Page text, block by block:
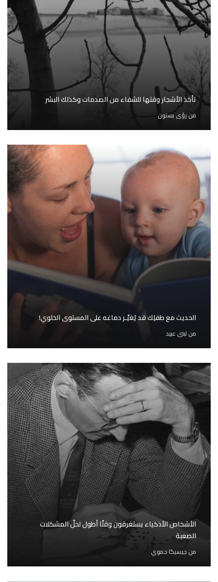
تأخذ الأشجار وقتها للشفاء من الصدمات وكذلك البشر
من رؤى بستون
الحديث مع طفلِك قد يُغيّـر دماغه على المستوى الخلوي!
من لبنى عبيد
الأشخاص الأذكياء يستغرقون وقتًا أطول لحلّ المشكلات
الصعبة
من جيسيكا حموي